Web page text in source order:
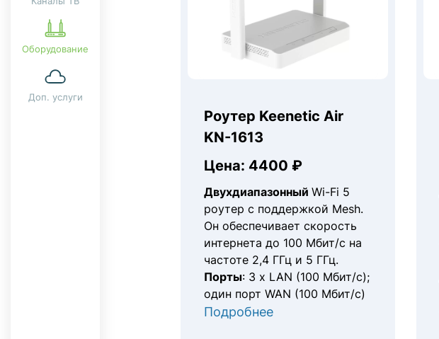
Оборудование
Доп. услуги
Роутер Keenetic Air
KN-1613
Цена: 4400 ₽
Двухдиапазонный Wi-Fi 5
роутер с поддержкой Mesh.
Он обеспечивает скорость
интернета до 100 Мбит/с на
частоте 2,4 ГГц и 5 ГГц.
Порты: 3 x LAN (100 Мбит/с);
один порт WAN (100 Мбит/с)
Подробнее